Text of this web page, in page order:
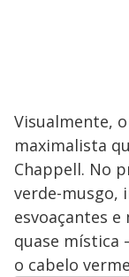
Visualmente,
maximalista
Chappell. No
verde-musgo,
esvoaçantes
quase mística
o cabelo